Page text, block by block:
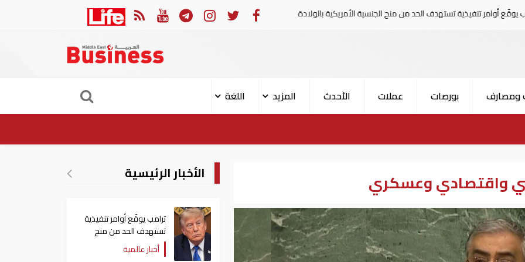
تستهدف الحد من منح الجنسية الأمريكية بالولادة ترامب يوقّع أوامر تنفيذية تستهدف الحد من منح الجنسية الأمريكية بالولادة
ومصارف بورصات عملات الأحدث المزيد
اللغة
واقتصادي وعسكري الأخبار الرئيسية
ترامب يوقّع أوامر تنفيذية
تستهدف الحد من منح
الجنسية الأمريكية بالولادة
أخبار عالمية